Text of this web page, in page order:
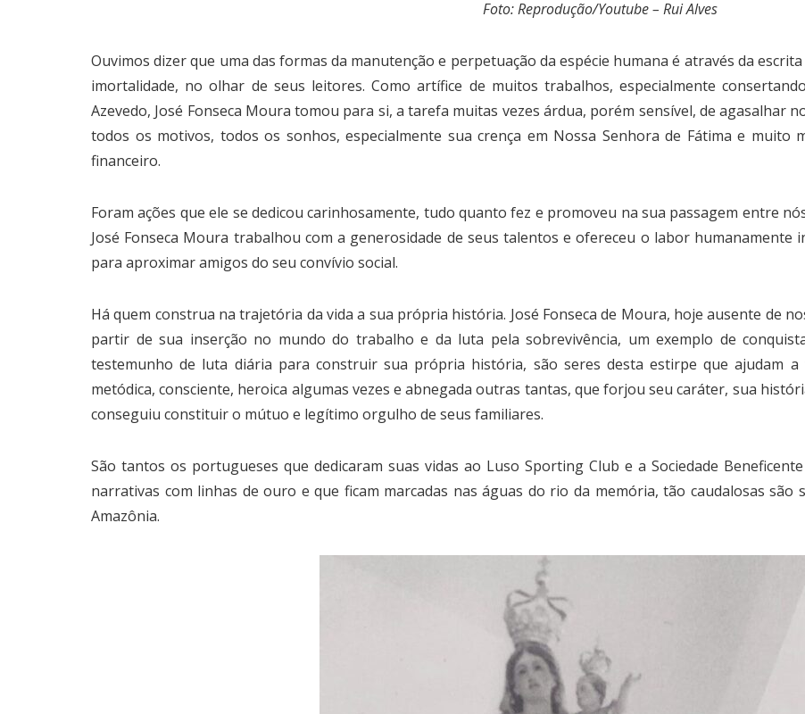
Foto: Reprodução/Youtube – Rui Alves
Ouvimos dizer que uma das formas da manutenção e perpetuação da espécie humana é através da
imortalidade, no olhar de seus leitores. Como artífice de muitos trabalhos, especialmente
Azevedo, José Fonseca Moura tomou para si, a tarefa muitas vezes árdua, porém sensível, de agasalhar
todos os motivos, todos os sonhos, especialmente sua crença em Nossa Senhora de Fátima e muito
financeiro.
Foram ações que ele se dedicou carinhosamente, tudo quanto fez e promoveu na sua passagem entre
José Fonseca Moura trabalhou com a generosidade de seus talentos e ofereceu o labor humanamente
para aproximar amigos do seu convívio social.
Há quem construa na trajetória da vida a sua própria história. José Fonseca de Moura, hoje ausente de
partir de sua inserção no mundo do trabalho e da luta pela sobrevivência, um exemplo de
testemunho de luta diária para construir sua própria história, são seres desta estirpe que ajudam a
metódica, consciente, heroica algumas vezes e abnegada outras tantas, que forjou seu caráter, sua
conseguiu constituir o mútuo e legítimo orgulho de seus familiares.
São tantos os portugueses que dedicaram suas vidas ao Luso Sporting Club e a Sociedade
narrativas com linhas de ouro e que ficam marcadas nas águas do rio da memória, tão caudalosas são
Amazônia.